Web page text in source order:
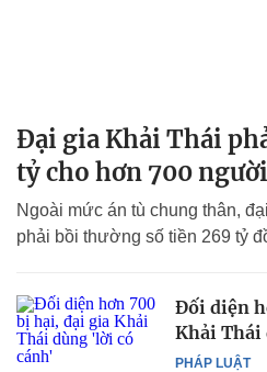
Đại gia Khải Thái
tỷ cho hơn 700 người
Ngoài mức án tù chung thân,
phải bồi thường số tiền 269 tỷ
PHÁP LUẬT
Đối diện
Khải Thái